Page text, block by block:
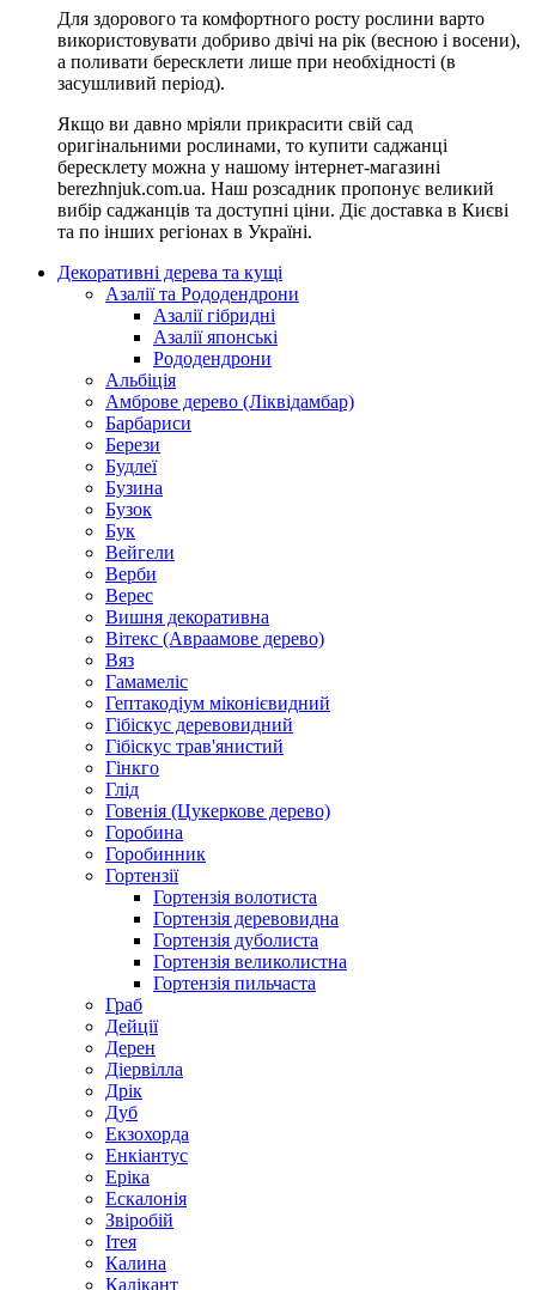
Для здорового та комфортного росту рослини варто
використовувати добриво двічі на рік (весною і восени),
а поливати бересклети лише при необхідності (в
засушливий період).
Якщо ви давно мріяли прикрасити свій сад
оригінальними рослинами, то купити саджанці
бересклету можна у нашому інтернет-магазині
berezhnjuk.com.ua. Наш розсадник пропонує великий
вибір саджанців та доступні ціни. Діє доставка в Києві
та по інших регіонах в Україні.
Декоративні дерева та кущі
Азалії та Рододендрони
Азалії гібридні
Азалії японські
Рододендрони
Альбіція
Амброве дерево (Ліквідамбар)
Барбариси
Берези
Будлеї
Бузина
Бузок
Бук
Вейгели
Верби
Верес
Вишня декоративна
Вітекс (Авраамове дерево)
Вяз
Гамамеліс
Гептакодіум міконієвидний
Гібіскус деревовидний
Гібіскус трав'янистий
Гінкго
Глід
Говенія (Цукеркове дерево)
Горобина
Горобинник
Гортензії
Гортензія волотиста
Гортензія деревовидна
Гортензія дуболиста
Гортензія великолистна
Гортензія пильчаста
Граб
Дейції
Дерен
Діервілла
Дрік
Дуб
Екзохорда
Енкіантус
Еріка
Ескалонія
Звіробій
Ітея
Калина
Калікант